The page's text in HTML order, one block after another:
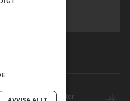
alla rättigheter